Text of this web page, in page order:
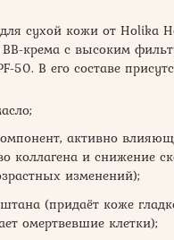
сухой кожи от Holika
ВВ-крема с высоким
В его составе
активно
коллагена и снижение
изменений);
(придаёт коже
омертвевшие клетки);